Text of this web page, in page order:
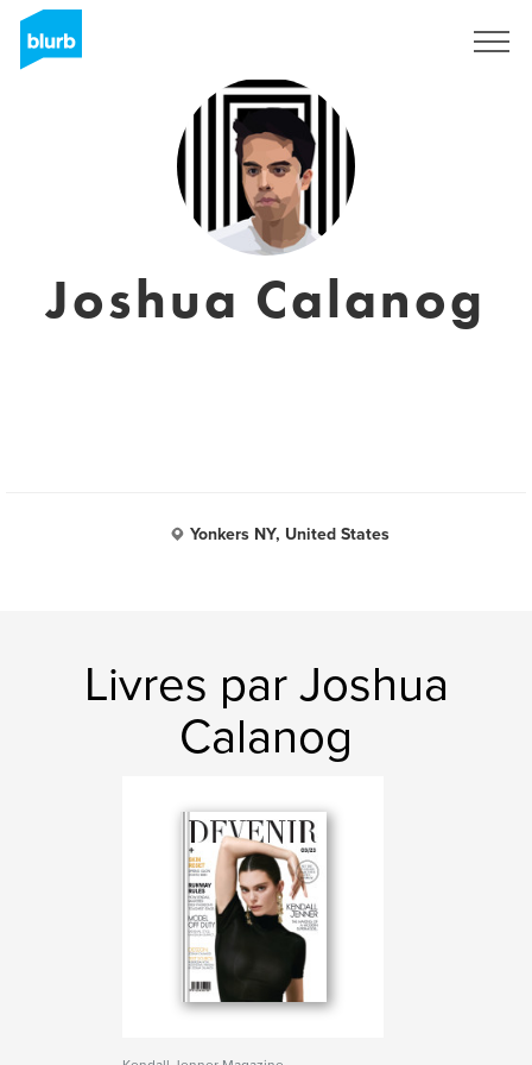
Joshua Calanog
Yonkers NY, United States
Livres par Joshua
Calanog